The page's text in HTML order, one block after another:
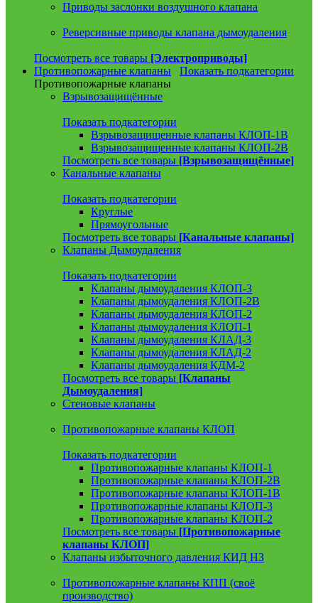
Приводы заслонки воздушного клапана
Реверсивные приводы клапана дымоудаления
Посмотреть все товары [Электроприводы]
Противопожарные клапаны
Показать подкатегории
Противопожарные клапаны
Взрывозащищённые
Показать подкатегории
Взрывозащищенные клапаны КЛОП-1В
Взрывозащищенные клапаны КЛОП-2В
Посмотреть все товары [Взрывозащищённые]
Канальные клапаны
Показать подкатегории
Круглые
Прямоугольные
Посмотреть все товары [Канальные клапаны]
Клапаны Дымоудаления
Показать подкатегории
Клапаны дымоудаления КЛОП-3
Клапаны дымоудаления КЛОП-2В
Клапаны дымоудаления КЛОП-2
Клапаны дымоудаления КЛОП-1
Клапаны дымоудаления КЛАД-3
Клапаны дымоудаления КЛАД-2
Клапаны дымоудаления КДМ-2
Посмотреть все товары [Клапаны
Дымоудаления]
Стеновые клапаны
Противопожарные клапаны КЛОП
Показать подкатегории
Противопожарные клапаны КЛОП-1
Противопожарные клапаны КЛОП-2В
Противопожарные клапаны КЛОП-1В
Противопожарные клапаны КЛОП-3
Противопожарные клапаны КЛОП-2
Посмотреть все товары [Противопожарные
клапаны КЛОП]
Клапаны избыточного давления КИД НЗ
Противопожарные клапаны КПП (своё
производство)